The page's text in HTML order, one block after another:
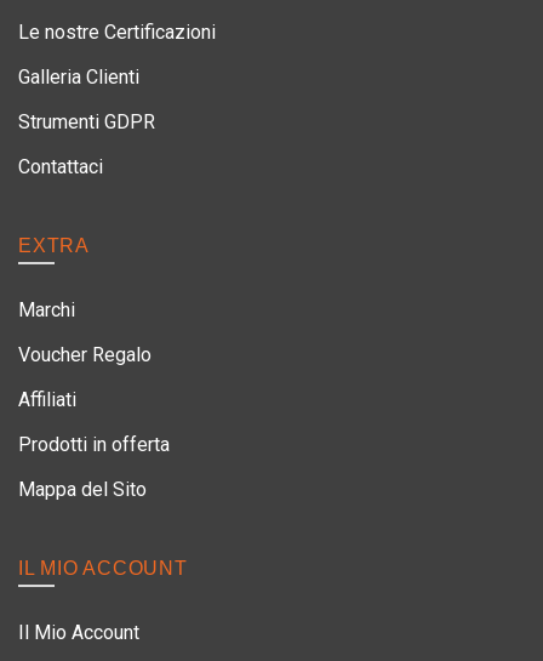
Le nostre Certificazioni
Galleria Clienti
Strumenti GDPR
Contattaci
EXTRA
Marchi
Voucher Regalo
Affiliati
Prodotti in offerta
Mappa del Sito
IL MIO ACCOUNT
Il Mio Account